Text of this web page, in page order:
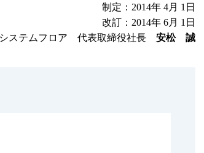
制定：2014年 4月 1日
改訂：2014年 6月 1日
ステムフロア 代表取締役社長 安松 誠